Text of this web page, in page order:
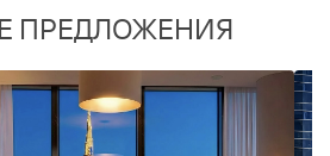
ПРЕДЛОЖЕНИЯ